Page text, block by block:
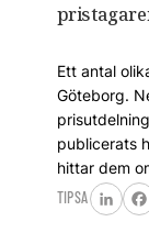
Ett antal
Göteborg.
publicerats
hittar dem
TIPSA